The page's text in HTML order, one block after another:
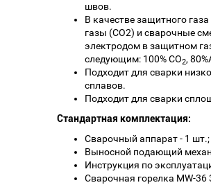
швов.
В качестве защитного
газы (CO2) и сварочные
электродом в защитном
следующим: 100% CO2,
Подходит для сварки
сплавов.
Подходит для сварки
Стандартная комплектация:
Сварочный аппарат - 1 шт.;
Выносной подающий
Инструкция по
Сварочная горелка MW-36